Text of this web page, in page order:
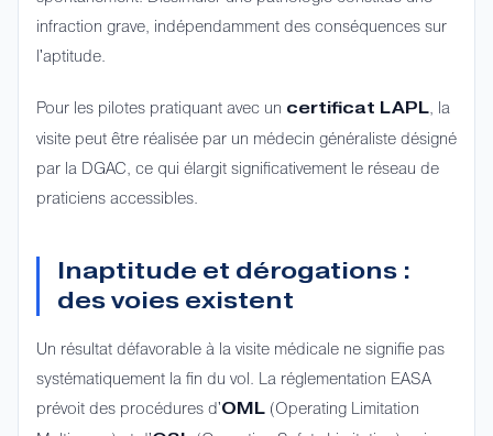
infraction grave, indépendamment des conséquences sur
l'aptitude.
Pour les pilotes pratiquant avec un certificat LAPL, la
visite peut être réalisée par un médecin généraliste désigné
par la DGAC, ce qui élargit significativement le réseau de
praticiens accessibles.
Inaptitude et dérogations :
des voies existent
Un résultat défavorable à la visite médicale ne signifie pas
systématiquement la fin du vol. La réglementation EASA
prévoit des procédures d'OML (Operating Limitation